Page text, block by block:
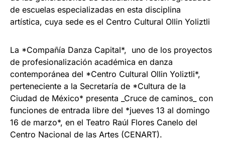
de escuelas especializadas en esta disciplina
artística, cuya sede es el Centro Cultural Ollin Yoliztli
La *Compañía Danza Capital*, uno de los proyectos
de profesionalización académica en danza
contemporánea del *Centro Cultural Ollin Yoliztli*,
perteneciente a la Secretaría de *Cultura de la
Ciudad de México* presenta _Cruce de caminos_ con
funciones de entrada libre del *jueves 13 al domingo
16 de marzo*, en el Teatro Raúl Flores Canelo del
Centro Nacional de las Artes (CENART).